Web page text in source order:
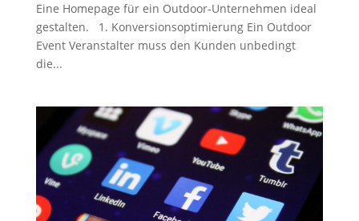
Eine Homepage für ein Outdoor-Unternehmen ideal
gestalten. 1. Konversionsoptimierung Ein Outdoor
Event Veranstalter muss den Kunden unbedingt
die...